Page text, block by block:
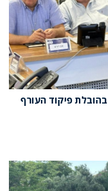
בהובלת פיקוד העורף